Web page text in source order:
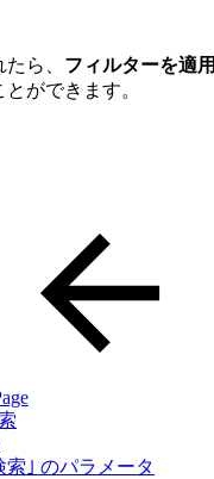
ら、 フィルターを適用
ができます。
索｣ のパラメータ